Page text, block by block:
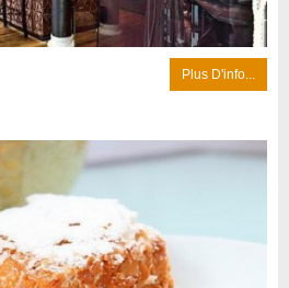
Plus D'info...